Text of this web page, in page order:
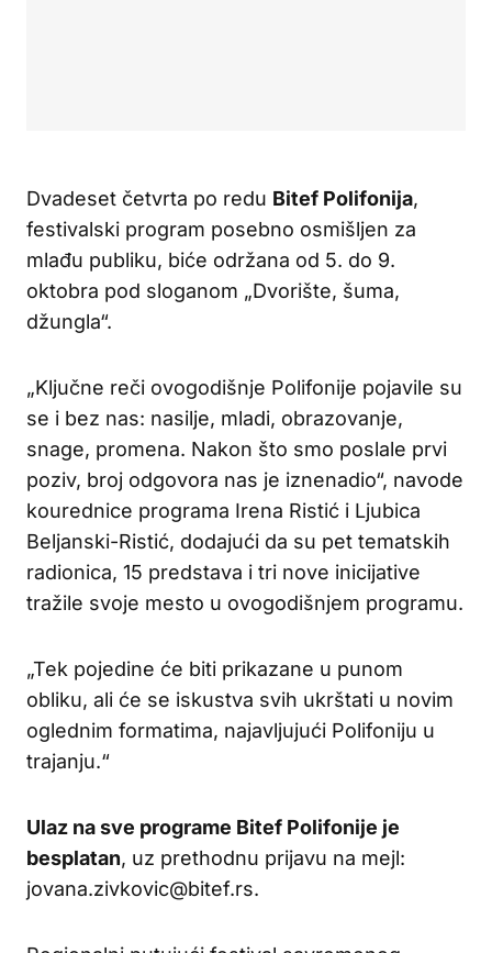
Dvadeset četvrta po redu Bitef Polifonija,
festivalski program posebno osmišljen za
mlađu publiku, biće održana od 5. do 9.
oktobra pod sloganom „Dvorište, šuma,
džungla“.
„Ključne reči ovogodišnje Polifonije pojavile su
se i bez nas: nasilje, mladi, obrazovanje,
snage, promena. Nakon što smo poslale prvi
poziv, broj odgovora nas je iznenadio“, navode
kourednice programa Irena Ristić i Ljubica
Beljanski-Ristić, dodajući da su pet tematskih
radionica, 15 predstava i tri nove inicijative
tražile svoje mesto u ovogodišnjem programu.
„Tek pojedine će biti prikazane u punom
obliku, ali će se iskustva svih ukrštati u novim
oglednim formatima, najavljujući Polifoniju u
trajanju.“
Ulaz na sve programe Bitef Polifonije je
besplatan, uz prethodnu prijavu na mejl:
jovana.zivkovic@bitef.rs.